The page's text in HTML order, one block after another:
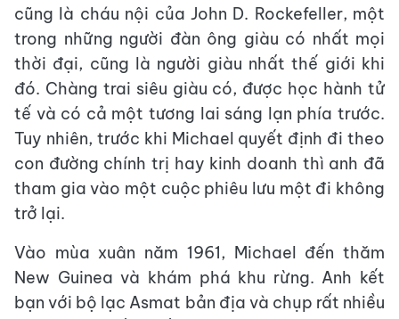
cũng là cháu nội của John D. Rockefeller, một
trong những người đàn ông giàu có nhất mọi
thời đại, cũng là người giàu nhất thế giới khi
đó. Chàng trai siêu giàu có, được học hành tử
tế và có cả một tương lai sáng lạn phía trước.
Tuy nhiên, trước khi Michael quyết định đi theo
con đường chính trị hay kinh doanh thì anh đã
tham gia vào một cuộc phiêu lưu một đi không
trở lại.
Vào mùa xuân năm 1961, Michael đến thăm
New Guinea và khám phá khu rừng. Anh kết
bạn với bộ lạc Asmat bản địa và chụp rất nhiều